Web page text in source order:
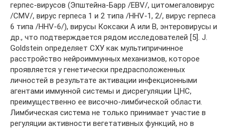
герпес-вирусов (Эпштейна-Барр /EBV/, цитомегаловирус
/CMV/, вирус герпеса 1 и 2 типа /HHV-1, 2/, вирус герпеса
6 типа /HHV-6/), вирусы Коксаки А или В, энтеровирусы и
др., что подтверждается рядом исследователей [5]. J.
Goldstein определяет СХУ как мультипричинное
расстройство нейроиммунных механизмов, которое
проявляется у генетически предрасположенных
личностей в результате активации инфекционными
агентами иммунной системы и дисрегуляции ЦНС,
преимущественно ее височно-лимбической области.
Лимбическая система не только принимает участие в
регуляции активности вегетативных функций, но в